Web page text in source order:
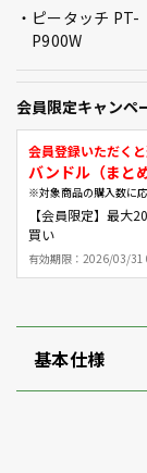
会員限定キャンペ
会員登録いただくと
バンドル（まと
※対象商品の購入数に
【会員限定】最大
買い
有効期限： 2026/03/31
ピータッチ PT-
P900W
基本仕様